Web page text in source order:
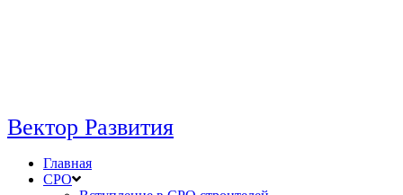
Вектор Развития
Главная
СРО